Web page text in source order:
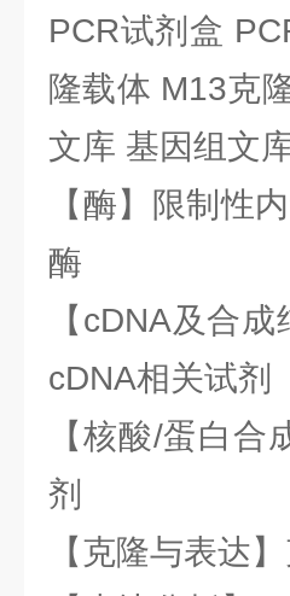
PCR试剂盒
隆载体 M13克
文库 基因组文
【酶】限制性
酶
【cDNA及合
cDNA相关试剂
【核酸/蛋白
剂
【克隆与表达